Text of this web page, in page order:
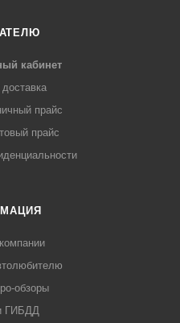
кабинет
прайс
прайс
обзоры
ГИБДД